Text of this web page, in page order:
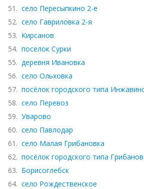
51. село Пересыпкино 2-е
52. село Гавриловка 2-я
53. Кирсанов
54. поселок Сурки
55. деревня Ивановка
56. село Ольховка
57. посёлок городского типа
58. село Перевоз
59. Уварово
60. село Павлодар
61. село Малая Грибановка
62. посёлок городского типа
63. Борисоглебск
64. село Рождественское